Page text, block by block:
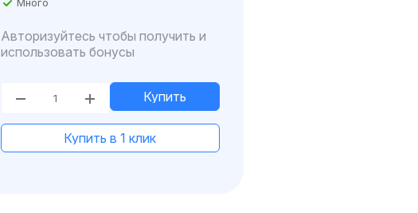
Авторизуйтесь чтобы получить и
использовать бонусы
Купить
Купить в 1 клик